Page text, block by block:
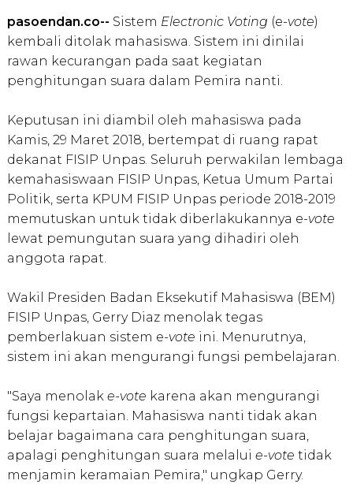
pasoendan.co-- Sistem Electronic Voting (e-vote)
kembali ditolak mahasiswa. Sistem ini dinilai
rawan kecurangan pada saat kegiatan
penghitungan suara dalam Pemira nanti.
Keputusan ini diambil oleh mahasiswa pada
Kamis, 29 Maret 2018, bertempat di ruang rapat
dekanat FISIP Unpas. Seluruh perwakilan lembaga
kemahasiswaan FISIP Unpas, Ketua Umum Partai
Politik, serta KPUM FISIP Unpas periode 2018-2019
memutuskan untuk tidak diberlakukannya e-vote
lewat pemungutan suara yang dihadiri oleh
anggota rapat.
Wakil Presiden Badan Eksekutif Mahasiswa (BEM)
FISIP Unpas, Gerry Diaz menolak tegas
pemberlakuan sistem e-vote ini. Menurutnya,
sistem ini akan mengurangi fungsi pembelajaran.
"Saya menolak e-vote karena akan mengurangi
fungsi kepartaian. Mahasiswa nanti tidak akan
belajar bagaimana cara penghitungan suara,
apalagi penghitungan suara melalui e-vote tidak
menjamin keramaian Pemira," ungkap Gerry.